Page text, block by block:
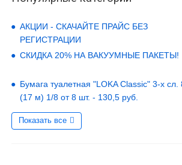
АКЦИИ - СКАЧАЙТЕ ПРАЙС БЕЗ
РЕГИСТРАЦИИ
СКИДКА 20% НА ВАКУУМНЫЕ ПАКЕТЫ!
Бумага туалетная "LOKA Classic" 3-х сл.
(17 м) 1/8 от 8 шт. - 130,5 руб.
Показать все